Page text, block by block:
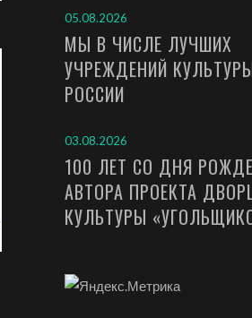
05.08.2026
МЫ В ЧИСЛЕ ЛУЧШИХ
УЧРЕЖДЕНИЙ
РОССИИ
03.08.2026
100 ЛЕТ СО ДНЯ
АВТОРА ПРОЕКТА
КУЛЬТУРЫ